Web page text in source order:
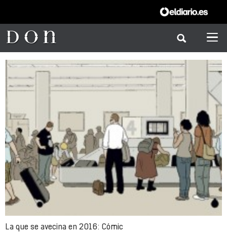
La que se avecina en 2016: Cómic